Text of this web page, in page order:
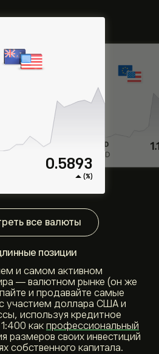
1.1557
(%)
GBPUSD
GBP/USD
все валюты
позиции
и самом активном
― валютном рынке (он же
и продавайте самые
участием доллара США и
используя кредитное
как профессиональный
размеров своих инвестиций
собственного капитала.